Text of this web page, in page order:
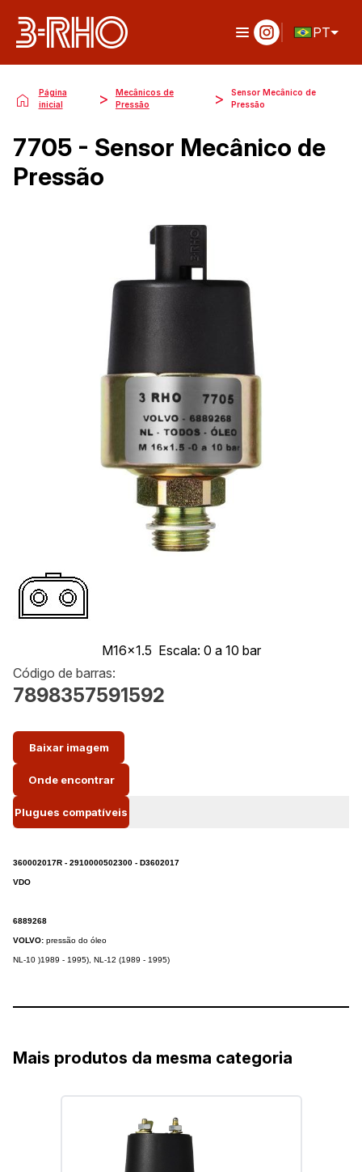
PT
Página
inicial
>
Mecânicos de
Pressão
>
Sensor Mecânico de
Pressão
7705 - Sensor Mecânico de
Pressão
M16x1.5 Escala: 0 a 10 bar
Código de barras:
7898357591592
Baixar imagem
Onde encontrar
Plugues compatíveis
360002017R - 2910000502300 - D3602017
VDO
6889268
VOLVO: pressão do óleo
NL-10 )1989 - 1995), NL-12 (1989 - 1995)
Mais produtos da mesma categoria